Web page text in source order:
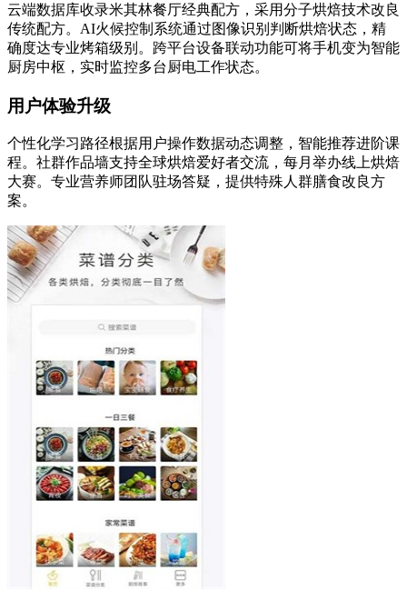
云端数据库收录米其林餐厅经典配方，采用分子烘焙技术改良
传统配方。AI火候控制系统通过图像识别判断烘焙状态，精
确度达专业烤箱级别。跨平台设备联动功能可将手机变为智能
厨房中枢，实时监控多台厨电工作状态。
用户体验升级
个性化学习路径根据用户操作数据动态调整，智能推荐进阶课
程。社群作品墙支持全球烘焙爱好者交流，每月举办线上烘焙
大赛。专业营养师团队驻场答疑，提供特殊人群膳食改良方
案。